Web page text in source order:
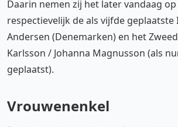
Daarin nemen zij het later vandaag
respectievelijk de als vijfde geplaatste
Andersen (Denemarken) en het
Karlsson / Johanna Magnusson (als
geplaatst).
Vrouwenenkel